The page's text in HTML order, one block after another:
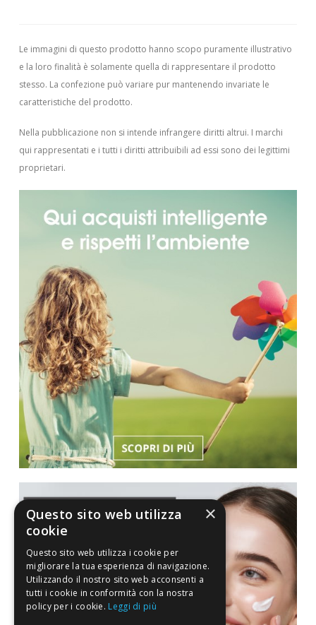
Le immagini di questo prodotto hanno scopo puramente illustrativo
e la loro finalità è solamente quella di rappresentare il prodotto
stesso. La confezione può variare pur mantenendo invariate le
caratteristiche del prodotto.
Nella pubblicazione non si intende infrangere diritti altrui. I marchi
qui rappresentati e i tutti i diritti attribuibili ad essi sono dei legittimi
proprietari.
×
Questo sito web utilizza
cookie
Questo sito web utilizza i cookie per
migliorare la tua esperienza di navigazione.
Utilizzando il nostro sito web acconsenti a
tutti i cookie in conformità con la nostra
policy per i cookie. Leggi di più